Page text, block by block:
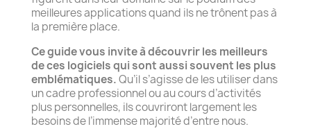
meilleures applications quand ils ne trônent pas à
la première place.
Ce guide vous invite à découvrir les meilleurs
de ces logiciels qui sont aussi souvent les plus
emblématiques.Qu’il s’agisse de les utiliser dans
un cadre professionnel ou au cours d’activités
plus personnelles, ils couvriront largement les
besoins de l’immense majorité d’entre nous.